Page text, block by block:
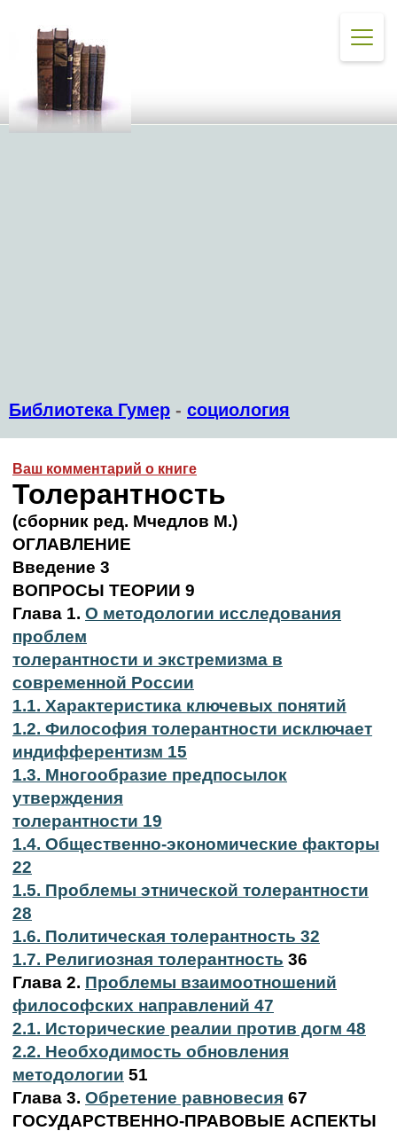
Библиотека Гумер - социология
Ваш комментарий о книге
Толерантность
(сборник ред. Мчедлов М.)
ОГЛАВЛЕНИЕ
Введение 3
ВОПРОСЫ ТЕОРИИ 9
Глава 1. О методологии исследования
проблем
толерантности и экстремизма в
современной России
1.1. Характеристика ключевых понятий
1.2. Философия толерантности исключает
индифферентизм 15
1.3. Многообразие предпосылок
утверждения
толерантности 19
1.4. Общественно-экономические факторы
22
1.5. Проблемы этнической толерантности
28
1.6. Политическая толерантность 32
1.7. Религиозная толерантность 36
Глава 2. Проблемы взаимоотношений
философских направлений 47
2.1. Исторические реалии против догм 48
2.2. Необходимость обновления
методологии 51
Глава 3. Обретение равновесия 67
ГОСУДАРСТВЕННО-ПРАВОВЫЕ АСПЕКТЫ